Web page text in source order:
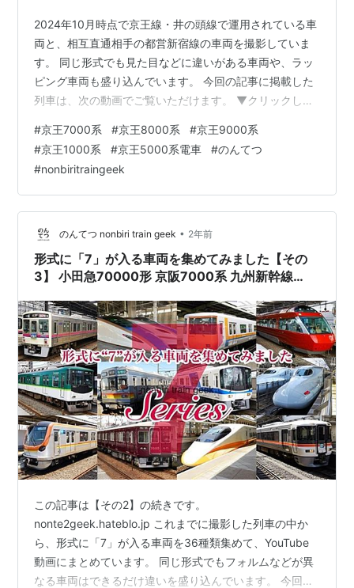
2024年10月時点で京王線・井の頭線で運用されている車
両と、相互直通相手の都営新宿線の車両を撮影していま
す。 同じ形式でも見た目などに違いがある車両や、ラッ
ピング車両も盛り込んでいます。 今回の記事に掲載した
列車は、次の動画でご覧いただけます。 ▼クリックして
車両は1000系に統一されていますが、2008年以降に製
造された車両は、車体などがマイナーチェンジされてい
ます。 三鷹台駅 ステンレス車体のビードがなくなり、先
頭部の表示器やドアの形状が変わっています。 井の頭公
園駅（前期型） 後期型のうち1729Fはレインボーカラー
のストライ…
#京王7000系 #京王8000系 #京王9000系
#京王1000系 #京王5000系電車 #のんてつ
#nonbiritraingeek
のんてつ nonbiri train geek • 2年前
形式に「7」が入る車両を集めてみました【その
3】 小田急70000形 京阪7000系 九州新幹線
この記事は【その2】の続きです。
nonte2geek.hateblo.jp これまでに撮影した列車の中か
ら、形式に「7」が入る車両を36種類集めて、YouTube
動画にまとめています。 同じ形式でもフォルムなどが異
なる車両はできるだけ違いを盛り込んでいます。 今回の